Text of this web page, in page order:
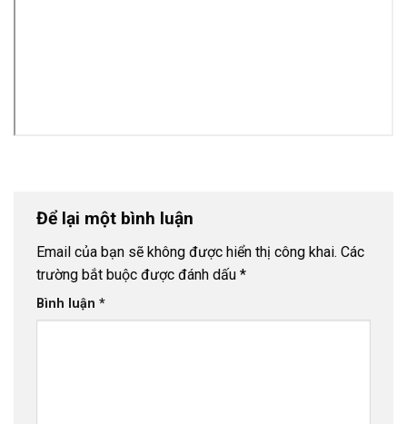
Để lại một bình luận
Email của bạn sẽ không được hiển thị công khai. Các
trường bắt buộc được đánh dấu *
Bình luận *